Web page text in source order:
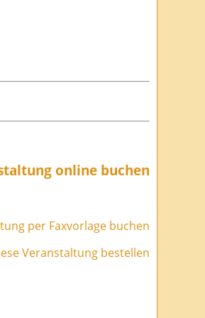
online buchen
per Faxvorlage buchen
Veranstaltung bestellen